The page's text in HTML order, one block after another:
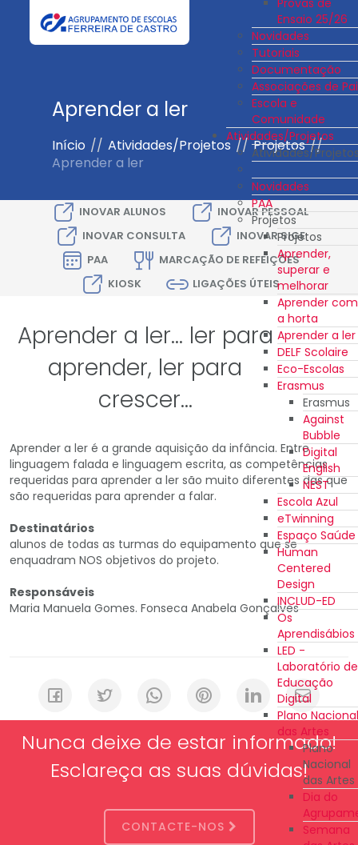
Ensaio 25/26
Novidades
Tutoriais
Documentação
Associações de
Escola e
Comunidade
Atividades/Projetos
Atividades/
Novidades
PAA
Projetos
Projetos
Aprender,
superar e
melhorar
Aprender com
a horta
Aprender a ler
DELF Scolaire
Eco-Escolas
Erasmus
Erasmus
Against
Bubble
Digital
English
NEST
Escola Azul
eTwinning
Espaço Saúde
Human
Centered
Design
INCLUD-ED
Os
Aprendisábios
LED -
Laboratório de
Educação
Digital
Plano Nacional
das Artes
Plano
Nacional
das Artes
Dia do
Semana
Aprender a ler
Início // Atividades/Projetos //Projetos //
Aprender a ler
INOVAR ALUNOS
INOVAR PESSOAL
INOVAR CONSULTA
INOVAR SIGE
PAA
MARCAÇÃO DE REFEIÇÕES
KIOSK
LIGAÇÕES ÚTEIS
Aprender a ler... ler para
aprender, ler para
crescer...
Aprender a ler é a grande aquisição da infância. Entre
linguagem falada e linguagem escrita, as competências
requeridas para aprender a ler são muito diferentes das que
são requeridas para aprender a falar.
Destinatários
alunos de todas as turmas do equipamento que se
enquadram NOS objetivos do projeto.
Responsáveis
Maria Manuela Gomes. Fonseca Anabela Gonçalves
Nunca deixe de estar informado!
Esclareça as suas dúvidas!
CONTACTE-NOS